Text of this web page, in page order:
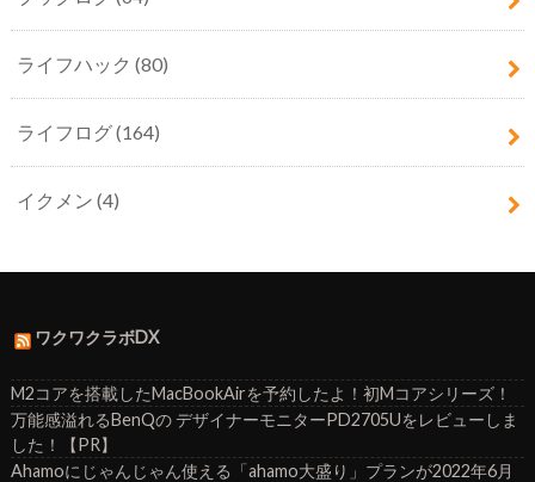
ライフハック (80)
ライフログ(164)
イクメン (4)
ワクワクラボDX
M2コアを搭載したMacBookAirを予約したよ！初Mコアシリーズ！
万能感溢れるBenQの デザイナーモニターPD2705Uをレビューしま
した！【PR】
Ahamoにじゃんじゃん使える「ahamo大盛り」プランが2022年6月